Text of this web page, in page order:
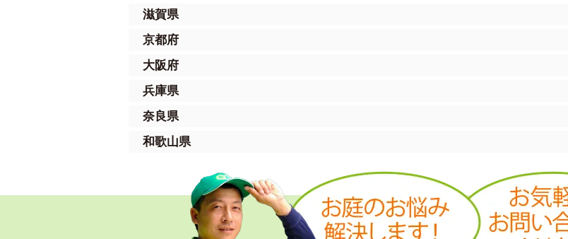
滋賀県
京都府
大阪府
兵庫県
奈良県
和歌山県